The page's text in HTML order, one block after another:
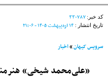
کد خبر:۳۳۰۷۸۷
تاریخ انتشار : ۱۴ ارديبهشت ۱۴۰۵ - ۲۱:۰۶
سرویس کیهان»اخبار
«علی‌محمد شیخی»